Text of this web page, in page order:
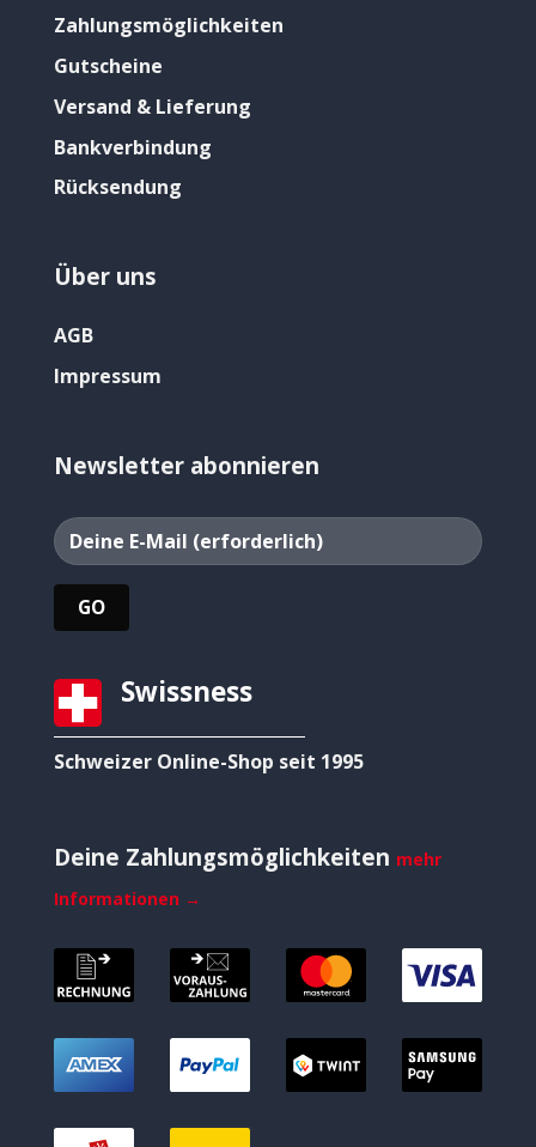
Zahlungsmöglichkeiten
Gutscheine
Versand & Lieferung
Bankverbindung
Rücksendung
Über uns
AGB
Impressum
Newsletter abonnieren
Swissness
Schweizer Online-Shop seit 1995
Deine Zahlungsmöglichkeiten mehr
Informationen →